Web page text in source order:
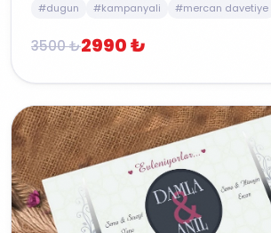
#dugun #kampanyali #mercan davetiye
3500 ₺2990 ₺